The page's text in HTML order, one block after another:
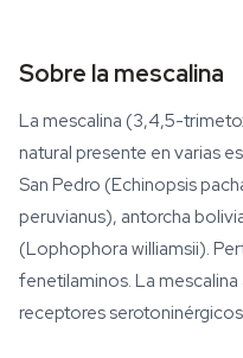
Sobre la mescalina
La mescalina (3,4,5-
natural presente en varias
San Pedro (Echinopsis
peruvianus), antorcha
(Lophophora williamsii).
fenetilaminos. La
receptores